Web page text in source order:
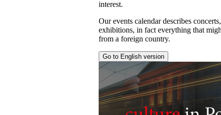
interest.
Our events calendar describes
exhibitions, in fact everything that
from a foreign country.
Go to English version